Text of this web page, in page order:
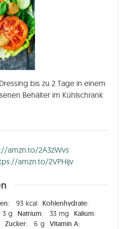
bis zu 2 Tage in einem
Behälter im Kühlschrank
amzn.to/2A3zWvs
amzn.to/2VPHijv
93 kcal
Kohlenhydrate:
3 g Natrium: 33 mg
Kalium:
Zucker: 6 g
Vitamin A: